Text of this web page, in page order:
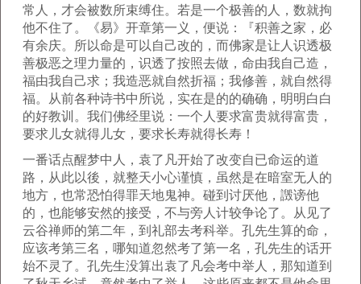
常人，才会被数所束缚住。若是一个极善的人，数就拘
他不住了。《易》开章第一义，便说：『积善之家，必
有余庆。所以命是可以自己改的，而佛家是让人识透极
善极恶之理力量的，识透了按照去做，命由我自己造，
福由我自己求；我造恶就自然折福；我修善，就自然得
福。从前各种诗书中所说，实在是的的确确，明明白白
的好教训。我们佛经里说：一个人要求富贵就得富贵，
要求儿女就得儿女，要求长寿就得长寿！
一番话点醒梦中人，袁了凡开始了改变自已命运的道
路，从此以後，就整天小心谨慎，虽然是在暗室无人的
地方，也常恐怕得罪天地鬼神。碰到讨厌他，譭谤他
的，也能够安然的接受，不与旁人计较争论了。从见了
云谷禅师的第二年，到礼部去考科举。孔先生算的命，
应该考第三名，哪知道忽然考了第一名，孔先生的话开
始不灵了。孔先生没算出袁了凡会考中举人，那知道到